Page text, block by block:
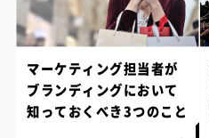
マーケティング担当者が
ブランディングにおいて
知っておくべき3つのこと